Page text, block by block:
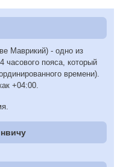
Маврикий) - одно из
часового пояса, который
времени).
+04:00.